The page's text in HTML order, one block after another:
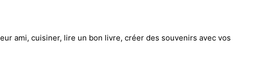
ami, cuisiner, lire un bon livre, créer des souvenirs avec vos